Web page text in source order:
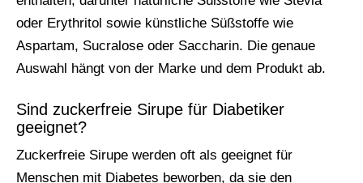
oder Erythritol sowie künstliche Süßstoffe wie
Aspartam, Sucralose oder Saccharin. Die genaue
Auswahl hängt von der Marke und dem Produkt ab.
Sind zuckerfreie Sirupe für Diabetiker
geeignet?
Zuckerfreie Sirupe werden oft als geeignet für
Menschen mit Diabetes beworben, da sie den